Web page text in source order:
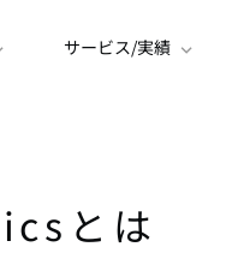
サービス/実績
とは